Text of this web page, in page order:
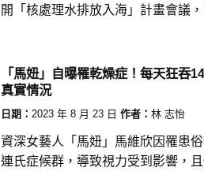
開「核處理水排放入海」計畫會議
「馬妞」自曝罹乾燥症！每天狂吞
真實情況
日期： 2023 年 8 月 23 日 作者： 林 志怡
資深女藝人「馬妞」馬維欣因罹患
連氏症候群，導致視力受到影響，